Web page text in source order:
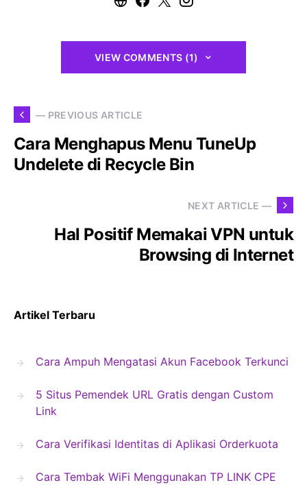
VIEW COMMENTS (1)
— PREVIOUS ARTICLE
Cara Menghapus Menu TuneUp
Undelete di Recycle Bin
NEXT ARTICLE —
Hal Positif Memakai VPN untuk
Browsing di Internet
Artikel Terbaru
Cara Ampuh Mengatasi Akun Facebook Terkunci
5 Situs Pemendek URL Gratis dengan Custom
Link
Cara Verifikasi Identitas di Aplikasi Orderkuota
Cara Tembak WiFi Menggunakan TP LINK CPE